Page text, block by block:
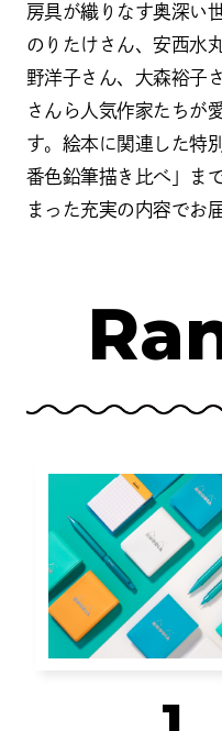
房具が織りなす奥深い
のりたけさん、安西水
野洋子さん、大森裕子
さんら人気作家たちが
す。絵本に関連した特
番色鉛筆描き比べ」ま
まった充実の内容でお